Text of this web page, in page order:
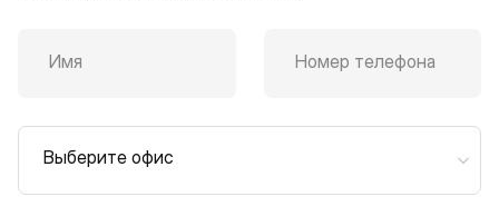
Имя Номер телефона
Выберите офис